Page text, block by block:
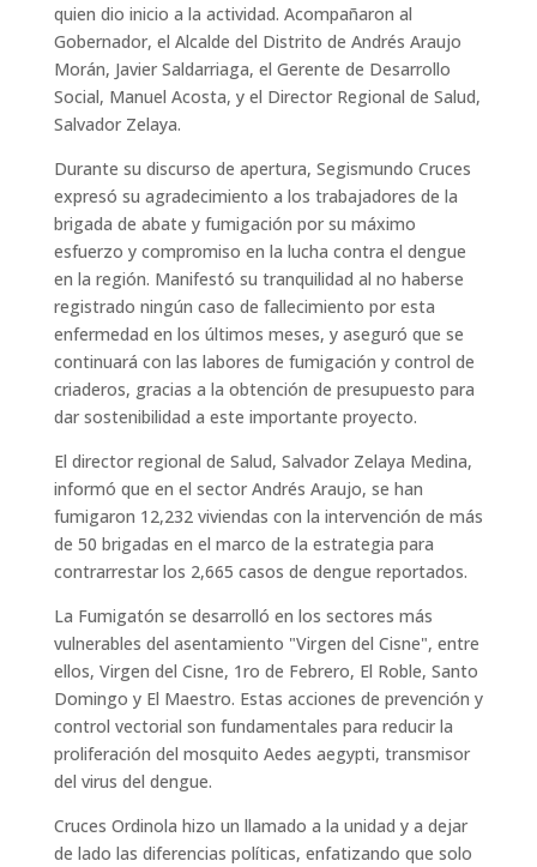
quien dio inicio a la actividad. Acompañaron al
Gobernador, el Alcalde del Distrito de Andrés Araujo
Morán, Javier Saldarriaga, el Gerente de Desarrollo
Social, Manuel Acosta, y el Director Regional de Salud,
Salvador Zelaya.
Durante su discurso de apertura, Segismundo Cruces
expresó su agradecimiento a los trabajadores de la
brigada de abate y fumigación por su máximo
esfuerzo y compromiso en la lucha contra el dengue
en la región. Manifestó su tranquilidad al no haberse
registrado ningún caso de fallecimiento por esta
enfermedad en los últimos meses, y aseguró que se
continuará con las labores de fumigación y control de
criaderos, gracias a la obtención de presupuesto para
dar sostenibilidad a este importante proyecto.
El director regional de Salud, Salvador Zelaya Medina,
informó que en el sector Andrés Araujo, se han
fumigaron 12,232 viviendas con la intervención de más
de 50 brigadas en el marco de la estrategia para
contrarrestar los 2,665 casos de dengue reportados.
La Fumigatón se desarrolló en los sectores más
vulnerables del asentamiento "Virgen del Cisne", entre
ellos, Virgen del Cisne, 1ro de Febrero, El Roble, Santo
Domingo y El Maestro. Estas acciones de prevención y
control vectorial son fundamentales para reducir la
proliferación del mosquito Aedes aegypti, transmisor
del virus del dengue.
Cruces Ordinola hizo un llamado a la unidad y a dejar
de lado las diferencias políticas, enfatizando que solo